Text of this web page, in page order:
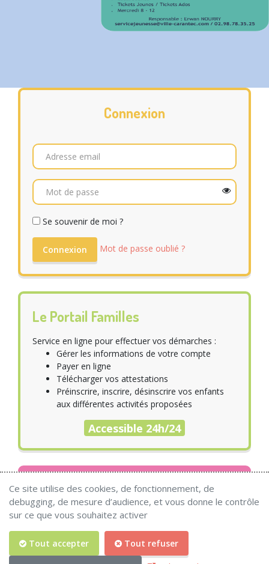
Connexion
Email
Mot de passe
Se souvenir de moi ?
Connexion Mot de passe oublié ?
Le Portail Familles
Service en ligne pour effectuer vos démarches :
Gérer les informations de votre compte
Payer en ligne
Télécharger vos attestations
Préinscrire, inscrire, désinscrire vos enfants
aux différentes activités proposées
Accessible 24h/24
Infos pratiques
Aucune actualité !
© 2026 CopyrightDEFI.
Ce site utilise des cookies, de fonctionnement, de
debugging, de mesure d’audience, et vous donne le contrôle
sur ce que vous souhaitez activer
Tout accepter Tout refuser